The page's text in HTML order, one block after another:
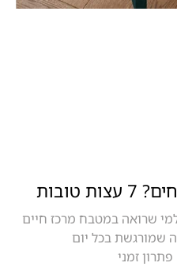
שרואה במטבח מרכז חיים
שמורגשת בכל יום
זמני